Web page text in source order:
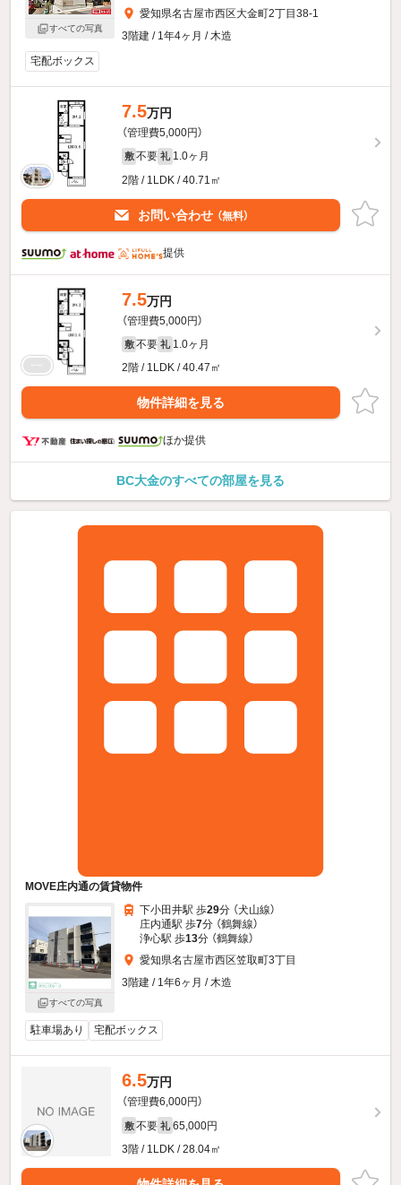
すべての写真
愛知県名古屋市西区大金町2丁目38-1
3階建 / 1年4ヶ月 / 木造
宅配ボックス
7.5万円
（管理費5,000円）
敷 不要 礼 1.0ヶ月
2階 / 1LDK / 40.71㎡
お問い合わせ （無料）
提供
7.5万円
（管理費5,000円）
敷 不要 礼 1.0ヶ月
2階 / 1LDK / 40.47㎡
物件詳細を見る
ほか提供
BC大金のすべての部屋を見る
MOVE庄内通の賃貸物件
すべての写真
下小田井駅 歩29分 （犬山線）
庄内通駅 歩7分 （鶴舞線）
浄心駅 歩13分 （鶴舞線）
愛知県名古屋市西区笠取町3丁目
3階建 / 1年6ヶ月 / 木造
駐車場あり 宅配ボックス
6.5万円
（管理費6,000円）
敷 不要 礼 65,000円
3階 / 1LDK / 28.04㎡